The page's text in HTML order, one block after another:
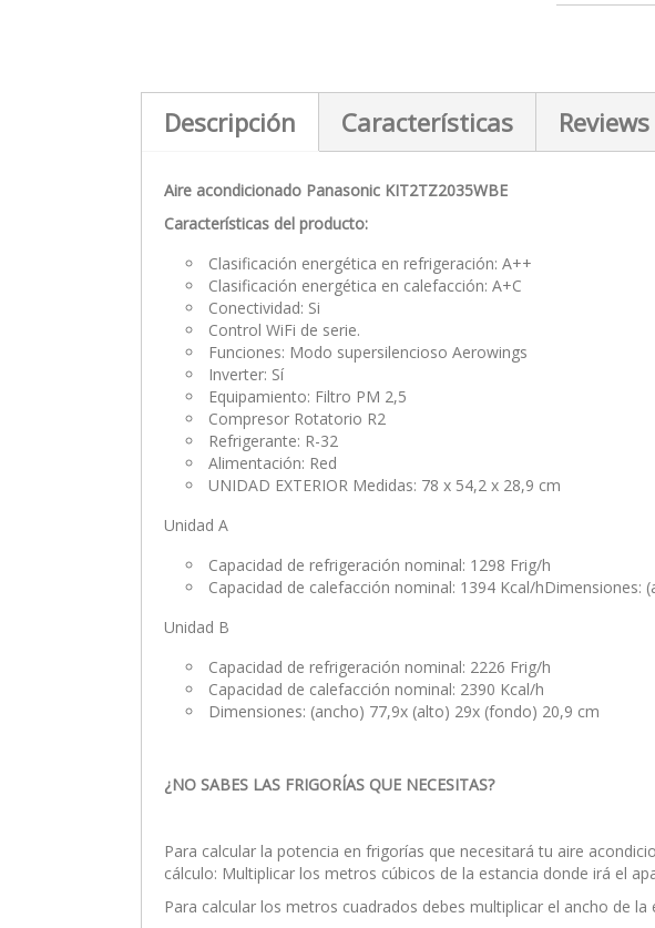
Descripción Características Reviews
Aire acondicionado Panasonic KIT2TZ2035WBE
Características del producto:
Clasificación energética en refrigeración: A++
Clasificación energética en calefacción: A+C
Conectividad: Si
Control WiFi de serie.
Funciones: Modo supersilencioso Aerowings
Inverter: Sí
Equipamiento: Filtro PM 2,5
Compresor Rotatorio R2
Refrigerante: R-32
Alimentación: Red
UNIDAD EXTERIOR Medidas: 78 x 54,2 x 28,9 cm
Unidad A
Capacidad de refrigeración nominal: 1298 Frig/h
Capacidad de calefacción nominal: 1394 Kcal/hDimensiones:
Unidad B
Capacidad de refrigeración nominal: 2226 Frig/h
Capacidad de calefacción nominal: 2390 Kcal/h
Dimensiones: (ancho) 77,9x (alto) 29x (fondo) 20,9 cm
¿NO SABES LAS FRIGORÍAS QUE NECESITAS?
Para calcular la potencia en frigorías que necesitará tu aire
cálculo: Multiplicar los metros cúbicos de la estancia donde irá el
Para calcular los metros cuadrados debes multiplicar el ancho de la